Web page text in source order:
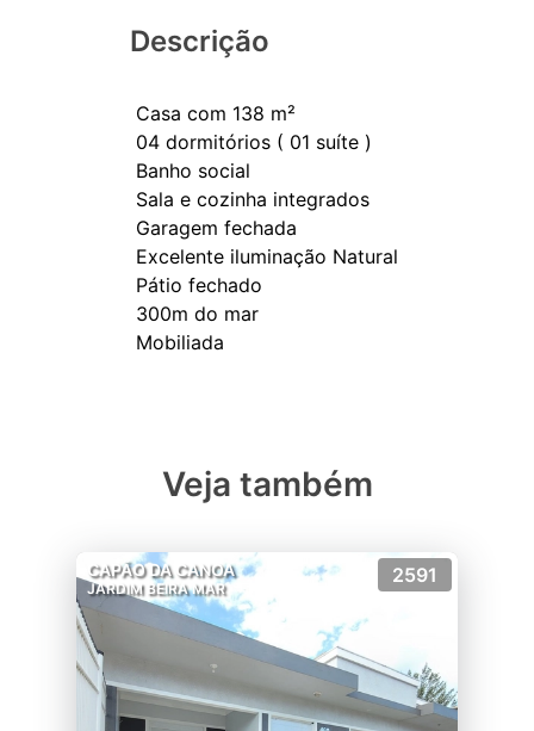
Descrição
Casa com 138 m²
04 dormitórios ( 01 suíte )
Banho social
Sala e cozinha integrados
Garagem fechada
Excelente iluminação Natural
Pátio fechado
300m do mar
Veja também
CAPÃO DA CANOA
JARDIM BEIRA MAR
2591